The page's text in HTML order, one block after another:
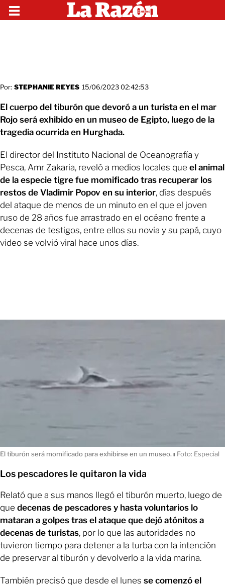
Por: STEPHANIE REYES 15/06/2023 02:42:53
El cuerpo del tiburón que devoró a un turista en el mar
Rojo será exhibido en un museo de Egipto, luego de la
tragedia ocurrida en Hurghada.
El director del Instituto Nacional de Oceanografía y
Pesca, Amr Zakaria, reveló a medios locales que el animal
de la especie tigre fue momificado tras recuperar los
restos de Vladimir Popov en su interior, días después
del ataque de menos de un minuto en el que el joven
ruso de 28 años fue arrastrado en el océano frente a
decenas de testigos, entre ellos su novia y su papá, cuyo
video se volvió viral hace unos días.
El tiburón será momificado para exhibirse en un museo. ı Foto: Especial
Los pescadores le quitaron la vida
Relató que a sus manos llegó el tiburón muerto, luego de
que decenas de pescadores y hasta voluntarios lo
mataran a golpes tras el ataque que dejó atónitos a
decenas de turistas, por lo que las autoridades no
tuvieron tiempo para detener a la turba con la intención
de preservar al tiburón y devolverlo a la vida marina.
También precisó que desde el lunes se comenzó el